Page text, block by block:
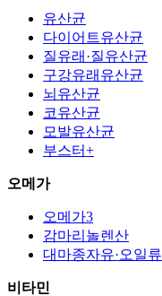
유산균
다이어트유산균
질유래·질유산균
구강유래유산균
뇌유산균
코유산균
모발유산균
부스터+
오메가
오메가3
감마리놀렌산
대마종자유·오일류
비타민